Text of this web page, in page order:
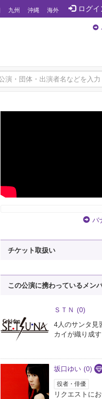
ログイ
九州 沖縄 海外
バ
チケット取扱い
この公演に携わっているメン
ＳＴＮ (0)
4人のサンタ見
カイが織り成
坂口ゆい (0)
役者・俳優
リクエストに